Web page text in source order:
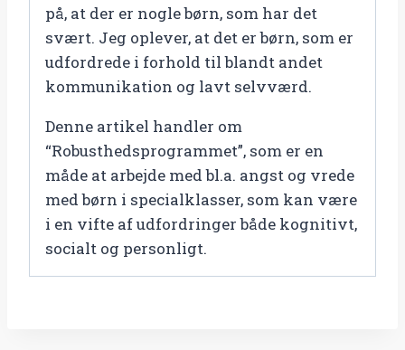
på, at der er nogle børn, som har det
svært. Jeg oplever, at det er børn, som er
udfordrede i forhold til blandt andet
kommunikation og lavt selvværd.
Denne artikel handler om
“Robusthedsprogrammet”, som er en
måde at arbejde med bl.a. angst og vrede
med børn i specialklasser, som kan være
i en vifte af udfordringer både kognitivt,
socialt og personligt.